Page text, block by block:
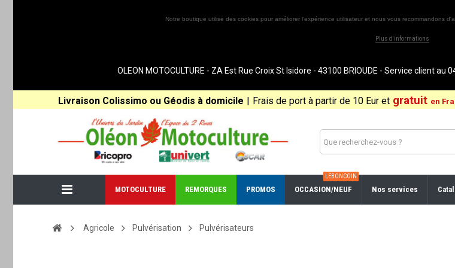
Notre boutique utilise des cookies pour améliorer l'expérience utilisateur et nous vous recommandons
Plus d'informations
OLEON MOTOCULTURE - ZA Est Rue Croix St Isidore - 43100 BRIOUDE - Service client
Livraison Colissimo ou Géodis à domicile | Frais de port à partir de 10 Eur et gratuit en
MOTOCULTURE REMORQUES PROMOS OCCASION/NEUF
LEBONCOIN
Nos services
Agricole Pulvérisation Pulvérisateurs